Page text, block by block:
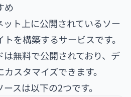
め
ト上に公開されているソー
を構築するサービスです。
無料で公開されており、デ
スタマイズできます。
スは以下の2つです。